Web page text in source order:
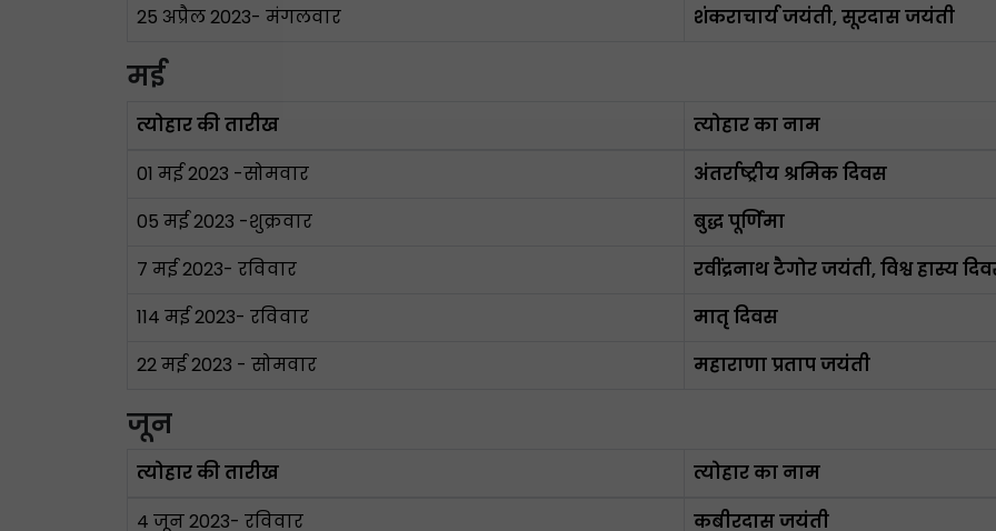
25 अप्रैल 2023- मंगलवार शंकराचार्य जयंती, सूरदास जयंती
मई
त्योहार की तारीख
त्योहार का नाम
01 मई 2023 -सोमवार
अंतर्राष्ट्रीय श्रमिक दिवस
05 मई 2023 -शुक्रवार
बुद्ध पूर्णिमा
7 मई 2023- रविवार
रवींद्रनाथ टैगोर जयंती, विश्व हास्य
114 मई 2023- रविवार
मातृ दिवस
22 मई 2023 - सोमवार
महाराणा प्रताप जयंती
जून
त्योहार की तारीख
त्योहार का नाम
4 जून 2023- रविवार
कबीरदास जयंती